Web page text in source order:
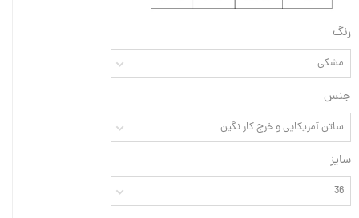
رنگ
مشکی
جنس
ساتن آمریکایی و خرج کار نگین
سایز
36